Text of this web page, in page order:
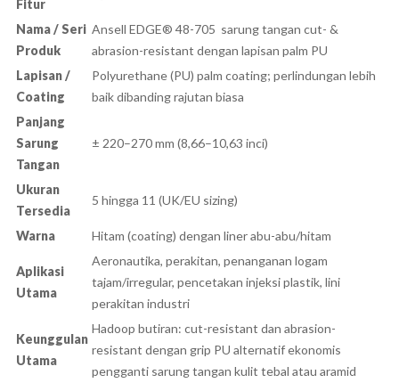
Fitur
Nama / Seri
Produk
Ansell EDGE® 48-705 sarung tangan cut- &
abrasion-resistant dengan lapisan palm PU
Lapisan /
Coating
Polyurethane (PU) palm coating; perlindungan lebih
baik dibanding rajutan biasa
Panjang
Sarung
Tangan
± 220–270 mm (8,66–10,63 inci)
Ukuran
Tersedia
5 hingga 11 (UK/EU sizing)
Warna Hitam (coating) dengan liner abu-abu/hitam
Aplikasi
Utama
Aeronautika, perakitan, penanganan logam
tajam/irregular, pencetakan injeksi plastik, lini
perakitan industri
Keunggulan
Utama
Hadoop butiran: cut-resistant dan abrasion-
resistant dengan grip PU alternatif ekonomis
pengganti sarung tangan kulit tebal atau aramid